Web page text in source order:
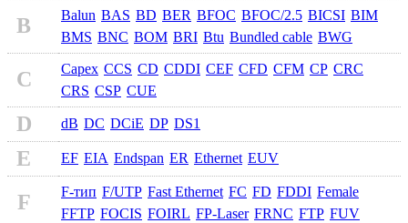
B Balun BAS BD BER BFOC BFOC/2.5 BICSI BIM
BMS BNC BOM BRI Btu Bundled cable BWG
C Capex CCS CD CDDI CEF CFD CFM CP CRC
CRS CSP CUE
D dB DC DCiE DP DS1
E EF EIA Endspan ER Ethernet EUV
F F-тип F/UTP Fast Ethernet FC FD FDDI Female
FFTP FOCIS FOIRL FP-Laser FRNC FTP FUV